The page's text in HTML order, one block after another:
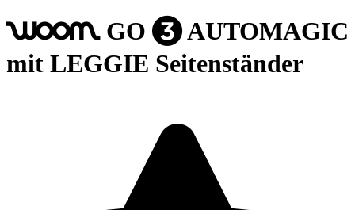
woom GO 3AUTOMAGIC
mit LEGGIE Seitenständer